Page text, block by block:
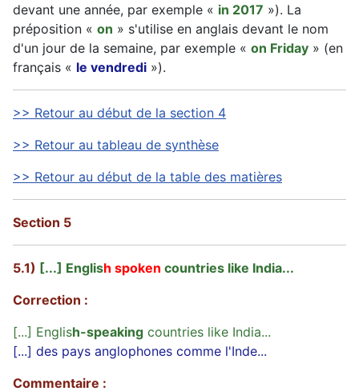
devant une année, par exemple « in 2017 »). La
préposition « on » s'utilise en anglais devant le nom
d'un jour de la semaine, par exemple « on Friday » (en
français « le vendredi »).
>> Retour au début de la section 4
>> Retour au tableau de synthèse
>> Retour au début de la table des matières
Section 5
5.1) [...] English spoken countries like India...
Correction :
[...] English-speaking countries like India...
[...] des pays anglophones comme l'Inde...
Commentaire :